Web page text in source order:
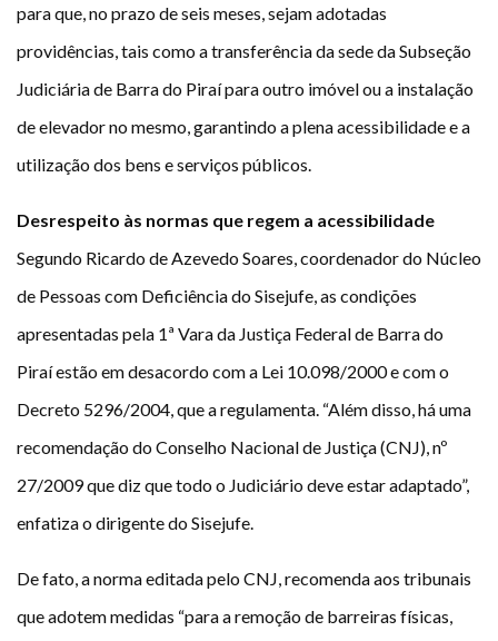
para que, no prazo de seis meses, sejam adotadas
providências, tais como a transferência da sede da Subseção
Judiciária de Barra do Piraí para outro imóvel ou a instalação
de elevador no mesmo, garantindo a plena acessibilidade e a
utilização dos bens e serviços públicos.
Desrespeito às normas que regem a acessibilidade
Segundo Ricardo de Azevedo Soares, coordenador do Núcleo
de Pessoas com Deficiência do Sisejufe, as condições
apresentadas pela 1ª Vara da Justiça Federal de Barra do
Piraí estão em desacordo com a Lei 10.098/2000 e com o
Decreto 5296/2004, que a regulamenta. “Além disso, há uma
recomendação do Conselho Nacional de Justiça (CNJ), nº
27/2009 que diz que todo o Judiciário deve estar adaptado”,
enfatiza o dirigente do Sisejufe.
De fato, a norma editada pelo CNJ, recomenda aos tribunais
que adotem medidas “para a remoção de barreiras físicas,